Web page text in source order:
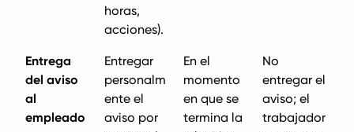
horas,
acciones).
Entrega
del aviso
al
empleado
Entregar
personalm
ente el
aviso por
En el
momento
en que se
termina la
No
entregar el
aviso; el
trabajador